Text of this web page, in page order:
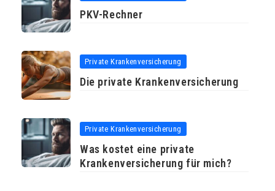
PKV-Rechner
Private Krankenversicherung
Die private Krankenversicherung
Private Krankenversicherung
Was kostet eine private
Krankenversicherung für mich?